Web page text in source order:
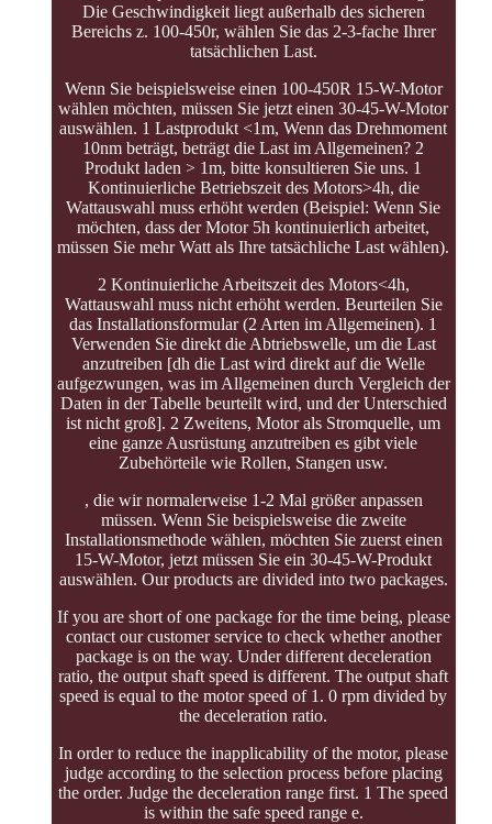
Die Geschwindigkeit liegt außerhalb des sicheren
Bereichs z. 100-450r, wählen Sie das 2-3-fache Ihrer
tatsächlichen Last.
Wenn Sie beispielsweise einen 100-450R 15-W-Motor
wählen möchten, müssen Sie jetzt einen 30-45-W-Motor
auswählen. 1 Lastprodukt <1m, Wenn das Drehmoment
10nm beträgt, beträgt die Last im Allgemeinen? 2
Produkt laden > 1m, bitte konsultieren Sie uns. 1
Kontinuierliche Betriebszeit des Motors>4h, die
Wattauswahl muss erhöht werden (Beispiel: Wenn Sie
möchten, dass der Motor 5h kontinuierlich arbeitet,
müssen Sie mehr Watt als Ihre tatsächliche Last wählen).
2 Kontinuierliche Arbeitszeit des Motors<4h,
Wattauswahl muss nicht erhöht werden. Beurteilen Sie
das Installationsformular (2 Arten im Allgemeinen). 1
Verwenden Sie direkt die Abtriebswelle, um die Last
anzutreiben [dh die Last wird direkt auf die Welle
aufgezwungen, was im Allgemeinen durch Vergleich der
Daten in der Tabelle beurteilt wird, und der Unterschied
ist nicht groß]. 2 Zweitens, Motor als Stromquelle, um
eine ganze Ausrüstung anzutreiben es gibt viele
Zubehörteile wie Rollen, Stangen usw.
, die wir normalerweise 1-2 Mal größer anpassen
müssen. Wenn Sie beispielsweise die zweite
Installationsmethode wählen, möchten Sie zuerst einen
15-W-Motor, jetzt müssen Sie ein 30-45-W-Produkt
auswählen. Our products are divided into two packages.
If you are short of one package for the time being, please
contact our customer service to check whether another
package is on the way. Under different deceleration
ratio, the output shaft speed is different. The output shaft
speed is equal to the motor speed of 1. 0 rpm divided by
the deceleration ratio.
In order to reduce the inapplicability of the motor, please
judge according to the selection process before placing
the order. Judge the deceleration range first. 1 The speed
is within the safe speed range e.